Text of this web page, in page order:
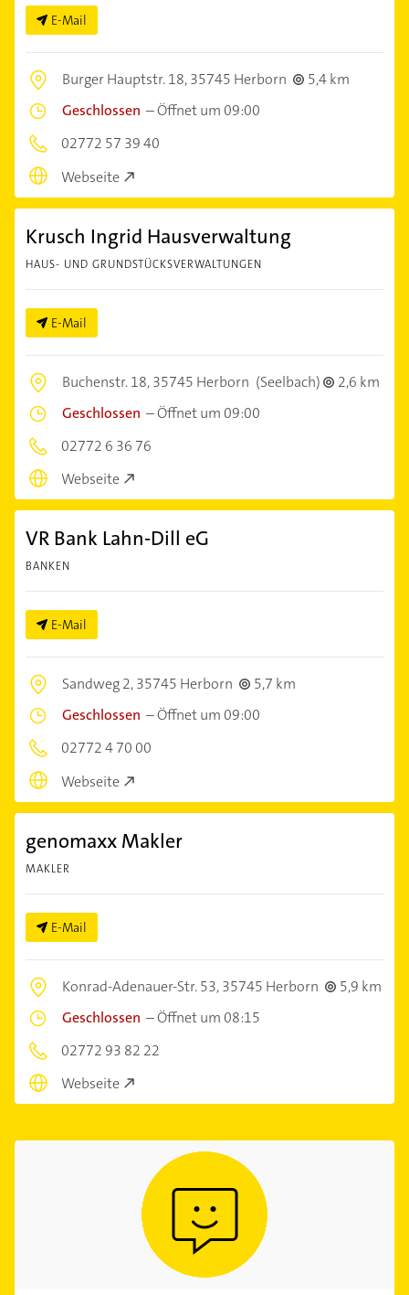
E-Mail
Burger Hauptstr. 18,35745 Herborn
5,4 km
Geschlossen –Öffnet um 09:00
02772 57 39 40
Webseite
Krusch Ingrid Hausverwaltung
HAUS- UND GRUNDSTÜCKSVERWALTUNGEN
E-Mail
Buchenstr. 18,35745 Herborn (Seelbach)
2,6 km
Geschlossen –Öffnet um 09:00
02772 6 36 76
Webseite
VR Bank Lahn-Dill eG
BANKEN
E-Mail
Sandweg 2,35745 Herborn
5,7 km
Geschlossen –Öffnet um 09:00
02772 4 70 00
Webseite
genomaxx Makler
MAKLER
E-Mail
Konrad-Adenauer-Str. 53,35745 Herborn
5,9 km
Geschlossen –Öffnet um 08:15
02772 93 82 22
Webseite